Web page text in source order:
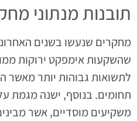
תובנות מנתוני
מחקרים שנעשו בשנים
שהשקעות אימפקט ירוקות
לתשואות גבוהות יותר מאשר
תחומים. בנוסף, ישנה מגמת
משקיעים מוסדיים, אשר